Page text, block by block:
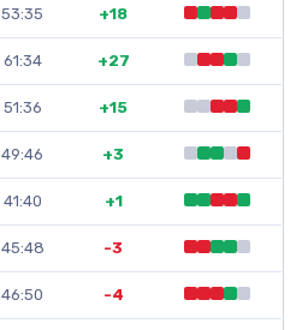
53:35 +18
61:34 +27
51:36 +15
49:46 +3
41:40 +1
45:48 -3
46:50 -4